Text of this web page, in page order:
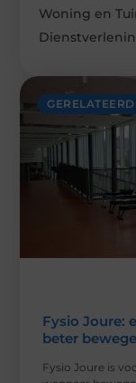
Fysio Joure:
beter
Fysio Joure is
Woning en